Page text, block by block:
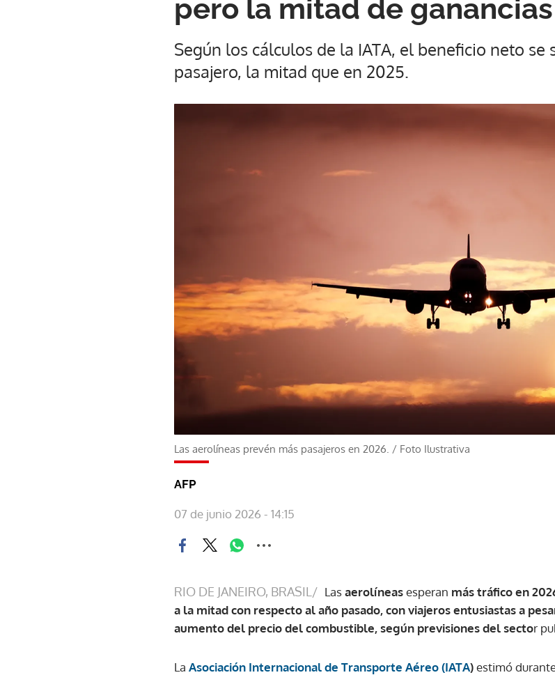
pero la mitad de
Según los cálculos de la IATA, el beneficio neto
pasajero, la mitad que en 2025.
Las aerolíneas prevén más pasajeros en 2026. / Foto Ilustrativa
AFP
07 de junio 2026 - 14:15
RIO DE JANEIRO, BRASIL/ Lasaerolíneasesperan más tráfico en
a la mitad con respecto al año pasado, con viajeros entusiastas a
aumento del precio del combustible, según previsiones del sector
La Asociación Internacional de Transporte Aéreo (IATA)estimó